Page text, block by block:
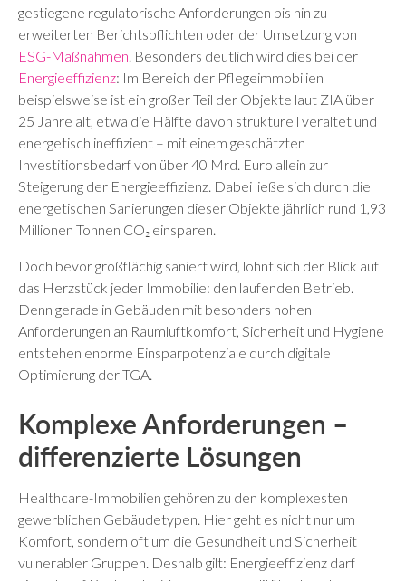
gestiegene regulatorische Anforderungen bis hin zu
erweiterten Berichtspflichten oder der Umsetzung von
ESG-Maßnahmen. Besonders deutlich wird dies bei der
Energieeffizienz: Im Bereich der Pflegeimmobilien
beispielsweise ist ein großer Teil der Objekte laut ZIA über
25 Jahre alt, etwa die Hälfte davon strukturell veraltet und
energetisch ineffizient – mit einem geschätzten
Investitionsbedarf von über 40 Mrd. Euro allein zur
Steigerung der Energieeffizienz. Dabei ließe sich durch die
energetischen Sanierungen dieser Objekte jährlich rund 1,93
Millionen Tonnen CO₂ einsparen.
Doch bevor großflächig saniert wird, lohnt sich der Blick auf
das Herzstück jeder Immobilie: den laufenden Betrieb.
Denn gerade in Gebäuden mit besonders hohen
Anforderungen an Raumluftkomfort, Sicherheit und Hygiene
entstehen enorme Einsparpotenziale durch digitale
Optimierung der TGA.
Komplexe Anforderungen –
differenzierte Lösungen
Healthcare-Immobilien gehören zu den komplexesten
gewerblichen Gebäudetypen. Hier geht es nicht nur um
Komfort, sondern oft um die Gesundheit und Sicherheit
vulnerabler Gruppen. Deshalb gilt: Energieeffizienz darf